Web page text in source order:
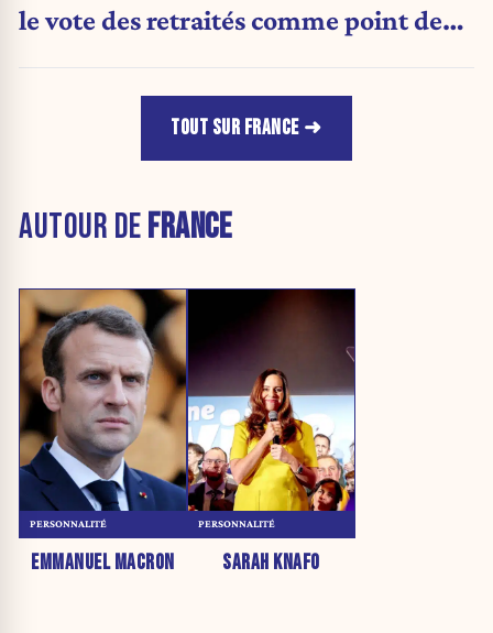
le vote des retraités comme point de
TOUT SUR FRANCE
AUTOUR DEFRANCE
EMMANUEL MACRON
PERSONNALITÉ
SARAH KNAFO
PERSONNALITÉ